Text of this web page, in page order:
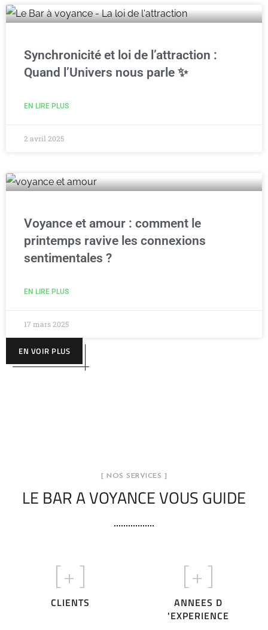
Synchronicité et loi de l’attraction :
Quand l’Univers nous parle ✨
EN LIRE PLUS
2 avril 2025
Voyance et amour : comment le
printemps ravive les connexions
sentimentales ?
EN LIRE PLUS
17 mars 2025
EN VOIR PLUS
[ NOS SERVICES ]
LE BAR A VOYANCE VOUS GUIDE
[+
CLIENTS
[+
ANNEES D
'EXPERIENCE